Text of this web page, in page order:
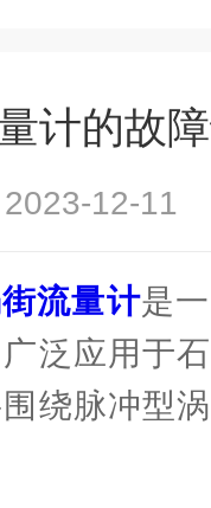
计的故
2023-12-
流量计是
泛应用于
绕脉冲型